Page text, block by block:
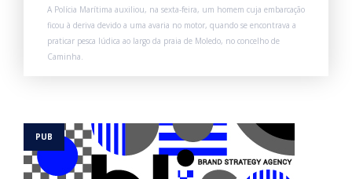
A Polícia Marítima auxiliou, na sexta-feira, um homem cuja embarcação
ficou à deriva devido a uma avaria no motor, quando se encontrava a
praticar pesca lúdica ao largo da praia de Moledo, no concelho de
Caminha.